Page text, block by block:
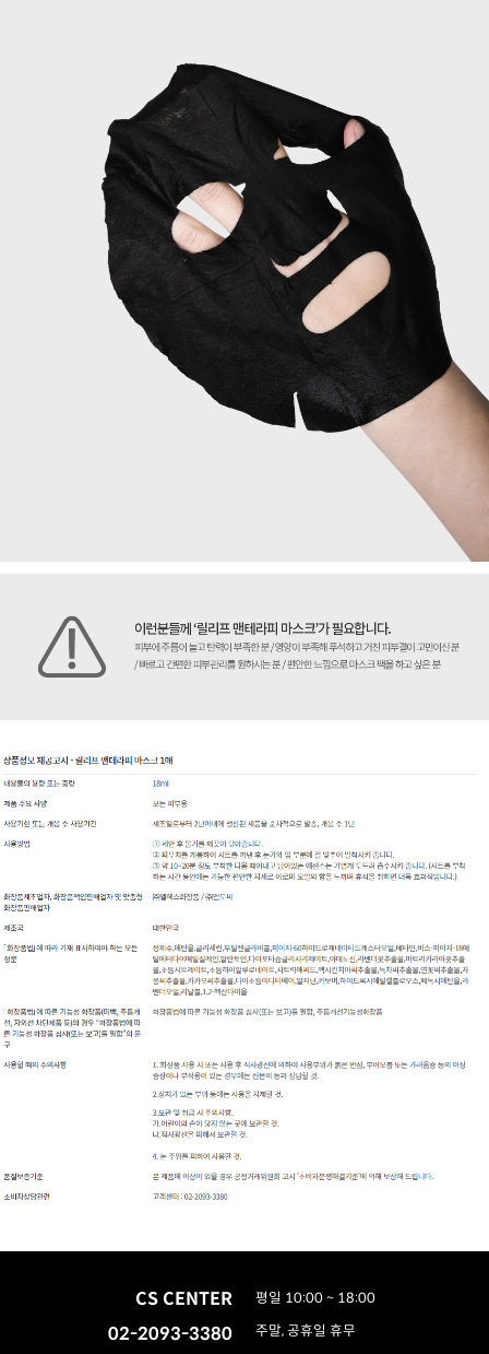
CS CENTER
02-2093-3380
평일 10:00 ~ 18:00
주말, 공휴일 휴무